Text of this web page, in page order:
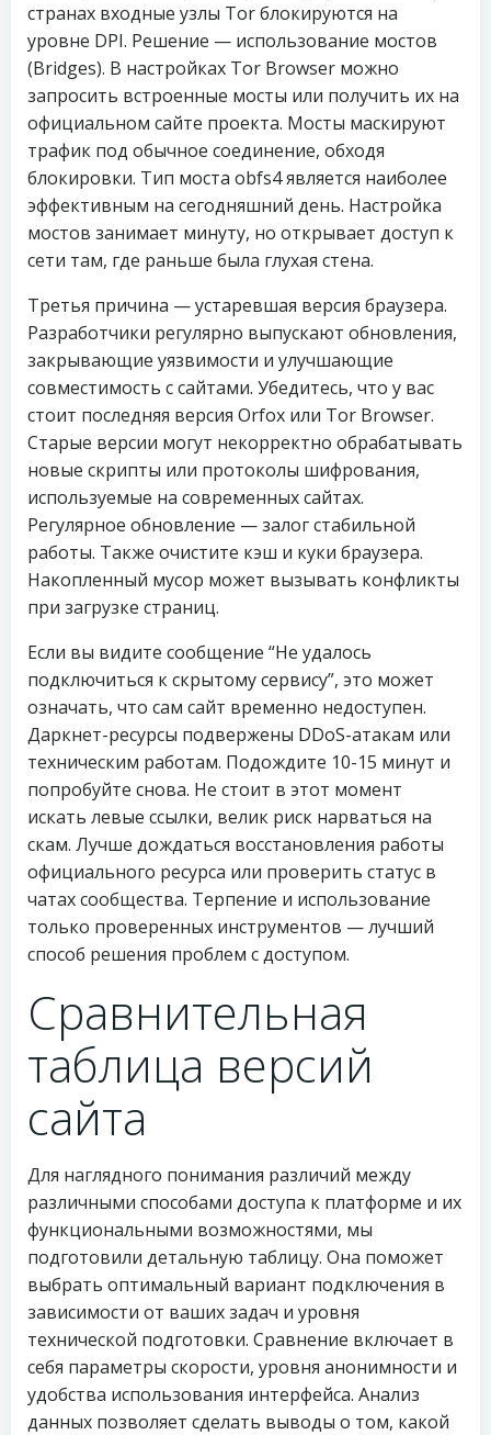
странах входные узлы Tor блокируются на
уровне DPI. Решение — использование мостов
(Bridges). В настройках Tor Browser можно
запросить встроенные мосты или получить их на
официальном сайте проекта. Мосты маскируют
трафик под обычное соединение, обходя
блокировки. Тип моста obfs4 является наиболее
эффективным на сегодняшний день. Настройка
мостов занимает минуту, но открывает доступ к
сети там, где раньше была глухая стена.
Третья причина — устаревшая версия браузера.
Разработчики регулярно выпускают обновления,
закрывающие уязвимости и улучшающие
совместимость с сайтами. Убедитесь, что у вас
стоит последняя версия Orfox или Tor Browser.
Старые версии могут некорректно обрабатывать
новые скрипты или протоколы шифрования,
используемые на современных сайтах.
Регулярное обновление — залог стабильной
работы. Также очистите кэш и куки браузера.
Накопленный мусор может вызывать конфликты
при загрузке страниц.
Если вы видите сообщение “Не удалось
подключиться к скрытому сервису”, это может
означать, что сам сайт временно недоступен.
Даркнет-ресурсы подвержены DDoS-атакам или
техническим работам. Подождите 10-15 минут и
попробуйте снова. Не стоит в этот момент
искать левые ссылки, велик риск нарваться на
скам. Лучше дождаться восстановления работы
официального ресурса или проверить статус в
чатах сообщества. Терпение и использование
только проверенных инструментов — лучший
способ решения проблем с доступом.
Сравнительная
таблица версий
сайта
Для наглядного понимания различий между
различными способами доступа к платформе и их
функциональными возможностями, мы
подготовили детальную таблицу. Она поможет
выбрать оптимальный вариант подключения в
зависимости от ваших задач и уровня
технической подготовки. Сравнение включает в
себя параметры скорости, уровня анонимности и
удобства использования интерфейса. Анализ
данных позволяет сделать выводы о том, какой